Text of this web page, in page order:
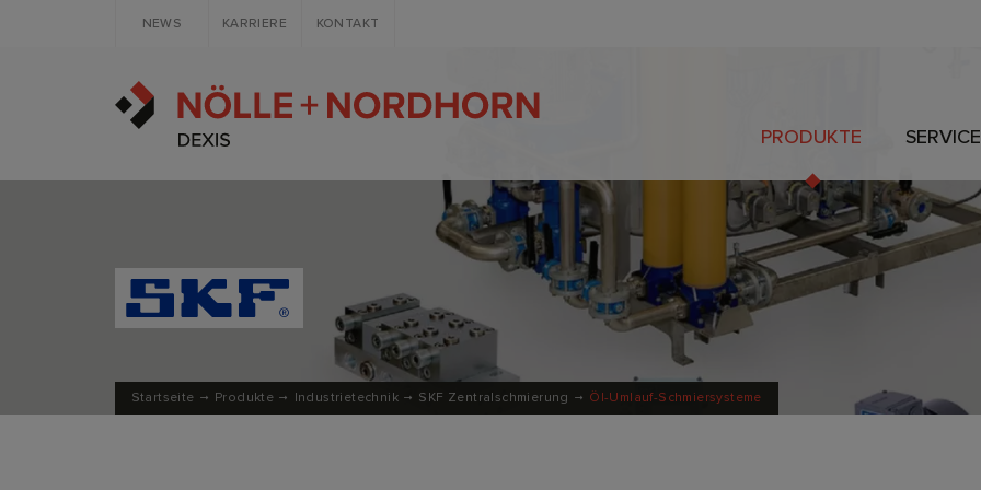
NEWS KARRIERE KONTAKT
PRODUKTE SERVICE
Startseite Produkte Industrietechnik SKF Zentralschmierung Öl-Umlauf-Schmiersysteme